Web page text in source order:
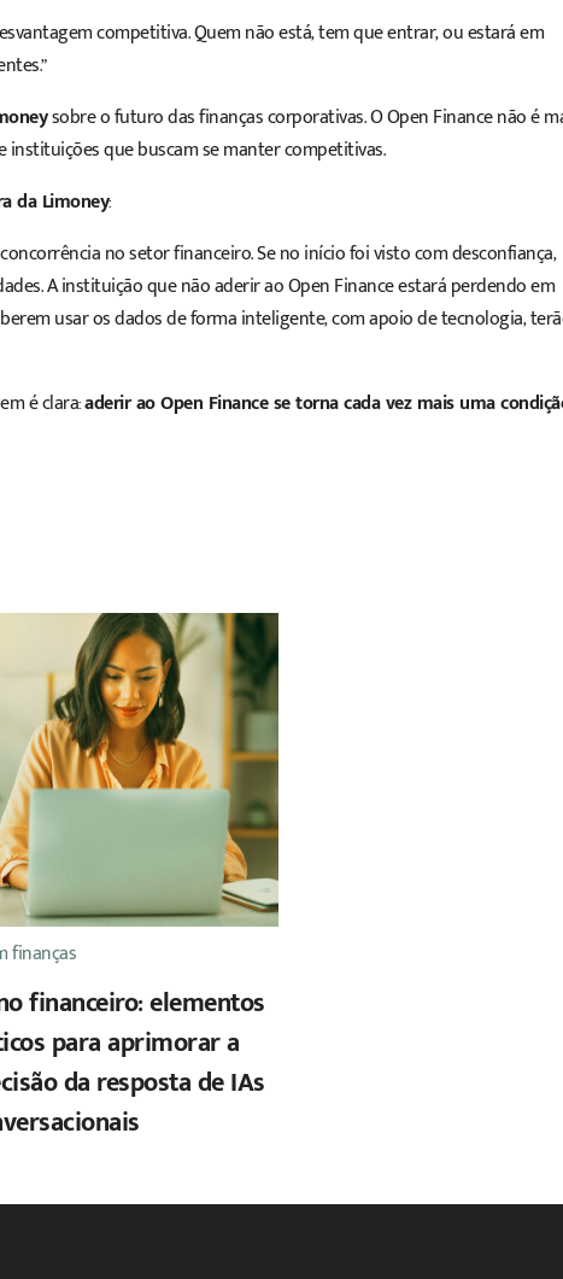
competitiva. Quem não está, tem que entrar, ou estará em
sobre o futuro das finanças corporativas.O Open Finance não é
instituições que buscam se manter competitivas.
da Limoney:
no setor financeiro. Se no início foi visto com desconfiança,
A instituição que não aderir ao Open Finance estará perdendo em
usar os dados de forma inteligente, com apoio de tecnologia,
é clara:aderir ao Open Finance se torna cada vez mais uma
finanças
financeiro: elementos
para aprimorar a
da resposta de IAs